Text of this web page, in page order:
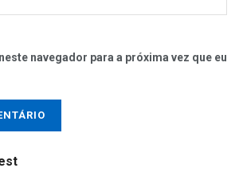
navegador para a próxima vez que eu